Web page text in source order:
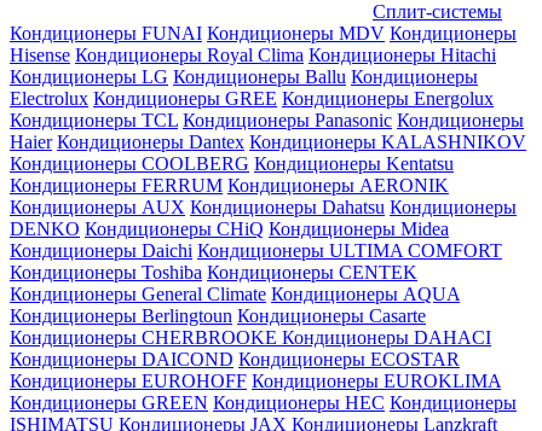
Сплит-системы
Кондиционеры FUNAI Кондиционеры MDV Кондиционеры
Hisense Кондиционеры Royal Clima Кондиционеры Hitachi
Кондиционеры LG Кондиционеры Ballu Кондиционеры
Electrolux Кондиционеры GREE Кондиционеры Energolux
Кондиционеры TCL Кондиционеры Panasonic Кондиционеры
Haier Кондиционеры Dantex Кондиционеры KALASHNIKOV
Кондиционеры СOOLBERG Кондиционеры Kentatsu
Кондиционеры FERRUM Кондиционеры AERONIK
Кондиционеры AUX Кондиционеры Dahatsu Кондиционеры
DENKO Кондиционеры CHiQ Кондиционеры Midea
Кондиционеры Daichi Кондиционеры ULTIMA COMFORT
Кондиционеры Toshiba Кондиционеры CENTEK
Кондиционеры General Climate Кондиционеры AQUA
Кондиционеры Berlingtoun Кондиционеры Casarte
Кондиционеры CHERBROOKE Кондиционеры DAHACI
Кондиционеры DAICOND Кондиционеры ECOSTAR
Кондиционеры EUROHOFF Кондиционеры EUROKLIMA
Кондиционеры GREEN Кондиционеры HEC Кондиционеры
ISHIMATSU Кондиционеры JAX Кондиционеры Lanzkraft